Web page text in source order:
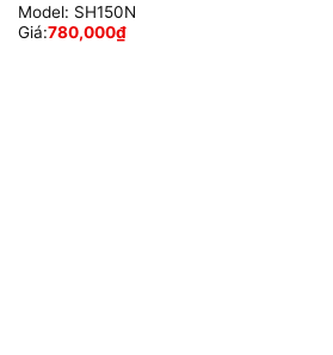
Model: SH150N
Giá:780,000₫